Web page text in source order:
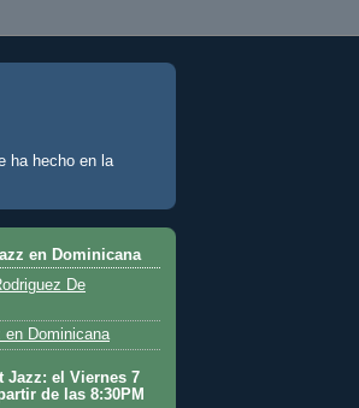
ha hecho en la
en Dominicana
De
en Dominicana
Jazz: el Viernes 7
de las 8:30PM